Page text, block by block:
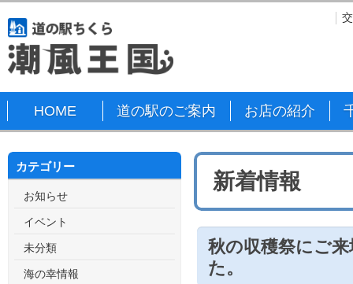
HOME 道の駅のご案内 お店の紹介
新着情報
秋の収穫祭にご
カテゴリー
お知らせ
イベント
未分類
海の幸情報